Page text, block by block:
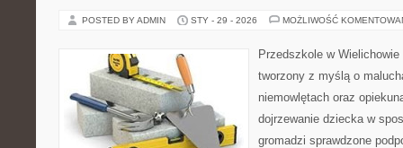
POSTED BY ADMIN STY - 29 - 2026 MOŻLIWOŚĆ
Przedszkole w
tworzony z myślą o
niemowlętach oraz
dojrzewanie dziecka w
gromadzi sprawdzone